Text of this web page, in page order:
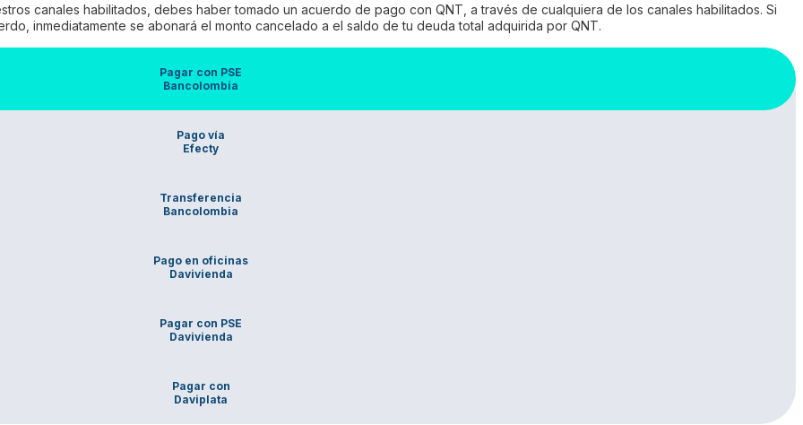
canales habilitados, debes haber tomado un acuerdo de pago con QNT, a través de cualquiera de los canales habilitados. Si
inmediatamente se abonará el monto cancelado a el saldo de tu deuda total adquirida por QNT.
Pagar con PSE
Bancolombia
Pago vía
Efecty
Transferencia
Bancolombia
Pago en oficinas
Davivienda
Pagar con PSE
Davivienda
Pagar con
Daviplata